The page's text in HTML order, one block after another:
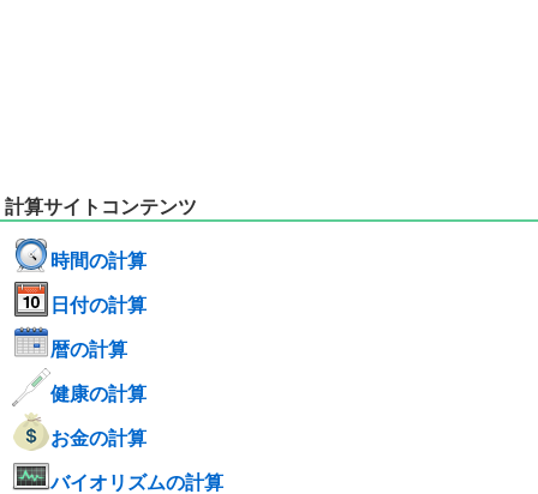
計算サイトコンテンツ
時間の計算
日付の計算
暦の計算
健康の計算
お金の計算
バイオリズムの計算